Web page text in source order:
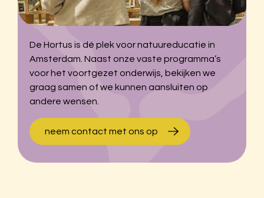
De Hortus is dé plek voor natuureducatie in
Amsterdam. Naast onze vaste programma’s
voor het voortgezet onderwijs, bekijken we
graag samen of we kunnen aansluiten op
andere wensen.
neem contact met ons op